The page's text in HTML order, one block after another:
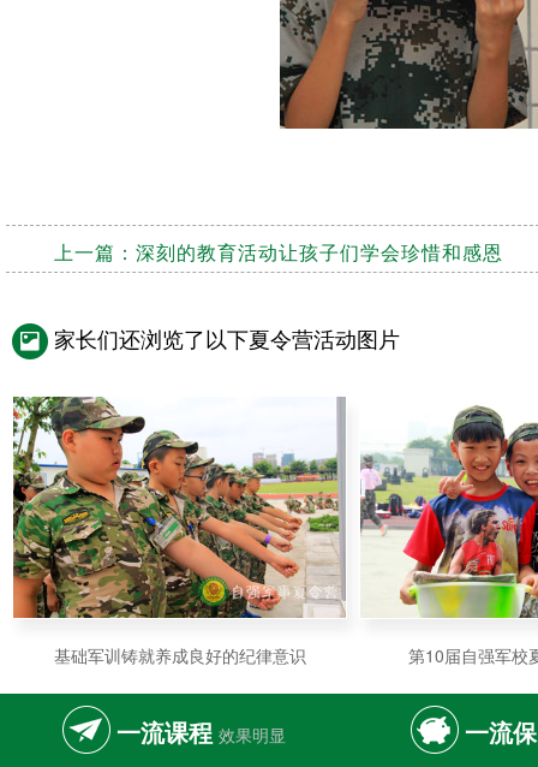
上一篇： 深刻的教育活动让孩子们学会珍惜和感恩
家长们还浏览了以下夏令营活动图片
基础军训铸就养成良好的纪律意识 第10届自强军校
一流课程 效果明显 一流